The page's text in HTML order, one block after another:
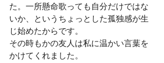
た。一所懸命歌っても自分だけではな
いか、というちょっとした孤独感が生
じ始めたからです。
その時もかの友人は私に温かい言葉を
かけてくれました。